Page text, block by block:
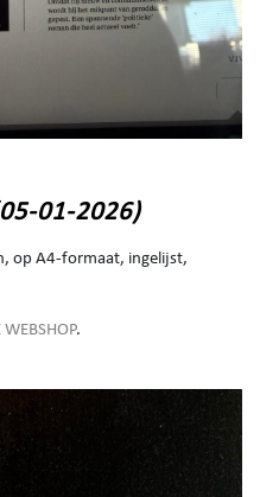
01-2026)
op A4-formaat, ingelijst,
WEBSHOP.